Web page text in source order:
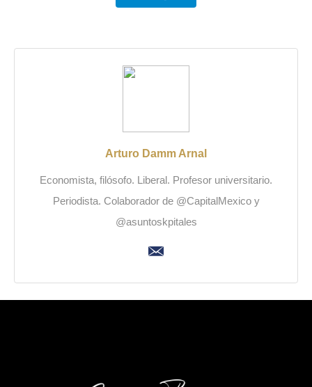
Arturo Damm Arnal
Economista, filósofo. Liberal. Profesor universitario.
Periodista. Colaborador de @CapitalMexico y
@asuntoskpitales